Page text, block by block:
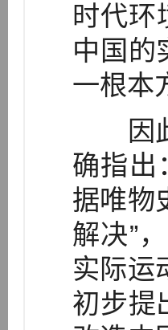
时代环
中国的
一根本
因此
确指出
据唯物
解决”
实际运
初步提